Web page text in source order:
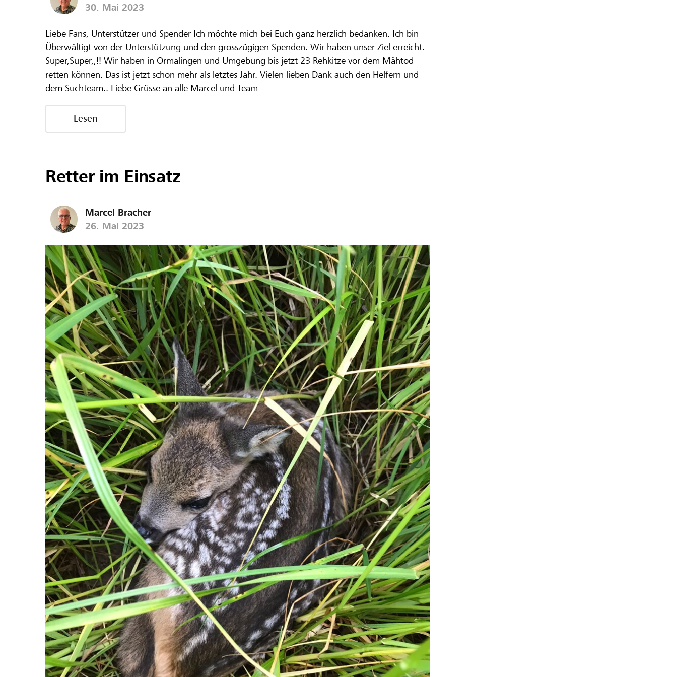
30. Mai 2023
Liebe Fans, Unterstützer und Spender Ich möchte mich bei Euch ganz herzlich bedanken. Ich bin
Überwältigt von der Unterstützung und den grosszügigen Spenden. Wir haben unser Ziel erreicht.
Super,Super,,!! Wir haben in Ormalingen und Umgebung bis jetzt 23 Rehkitze vor dem Mähtod
retten können. Das ist jetzt schon mehr als letztes Jahr. Vielen lieben Dank auch den Helfern und
dem Suchteam.. Liebe Grüsse an alle Marcel und Team
Lesen
Retter im Einsatz
Marcel Bracher
26. Mai 2023